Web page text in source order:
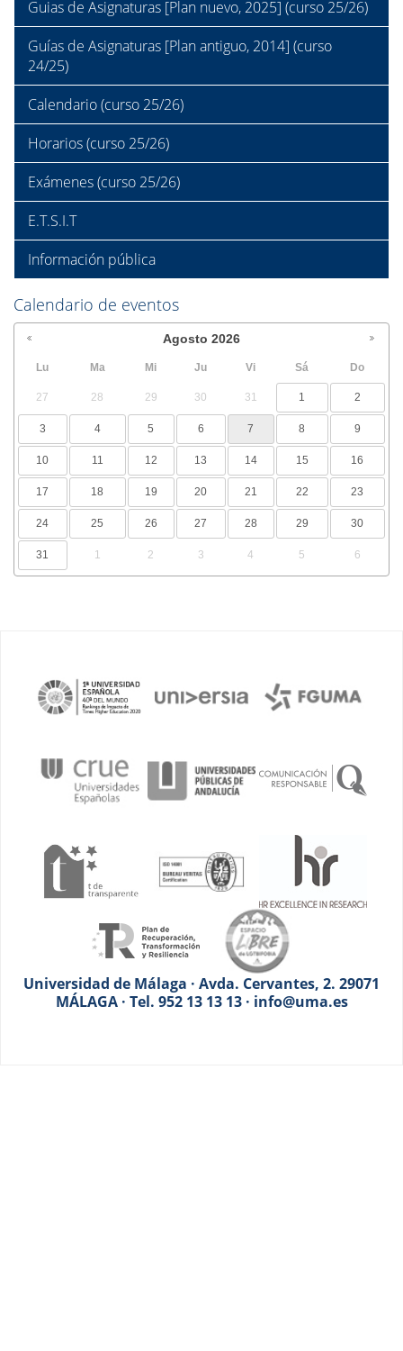
Guias de Asignaturas [Plan nuevo, 2025] (curso 25/26)
Guías de Asignaturas [Plan antiguo, 2014] (curso
24/25)
Calendario (curso 25/26)
Horarios (curso 25/26)
Exámenes (curso 25/26)
E.T.S.I.T
Información pública
Calendario de eventos
Agosto 2026
Lu Ma Mi Ju Vi Sá Do
27 28 29 30 31 1 2
3 4 5 6 7 8 9
10 11 12 13 14 15 16
17 18 19 20 21 22 23
24 25 26 27 28 29 30
31 1 2 3 4 5 6
Universidad de Málaga · Avda. Cervantes, 2. 29071
MÁLAGA · Tel. 952 13 13 13 · info@uma.es